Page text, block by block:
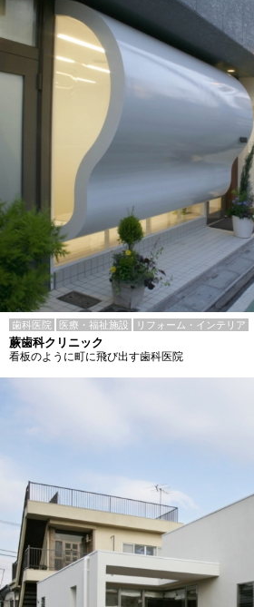
歯科医院 医療・福祉施設 リフォーム・インテリア
蕨歯科クリニック
看板のように町に飛び出す歯科医院